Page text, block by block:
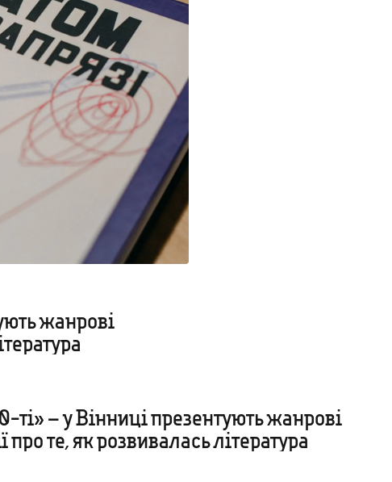
жанрові
ті» – у Вінниці презентують жанрові
про те, як розвивалась література